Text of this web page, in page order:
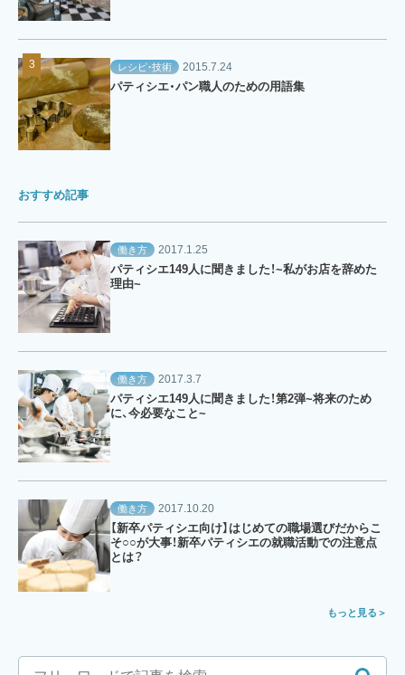
レシピ・技術 2015.7.24
パティシエ・パン職人のための用語集
おすすめ記事
働き方 2017.1.25
パティシエ149人に聞きました！~私がお店を辞めた
理由~
働き方 2017.3.7
パティシエ149人に聞きました！第2弾~将来のため
に、今必要なこと~
働き方 2017.10.20
【新卒パティシエ向け】はじめての職場選びだからこ
そ○○が大事！新卒パティシエの就職活動での注意点
とは？
もっと見る